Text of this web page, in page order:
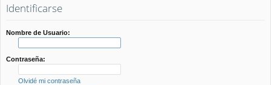
Identificarse
Nombre de Usuario:
Contraseña:
Olvidé mi contraseña